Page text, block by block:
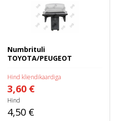
Numbrituli
TOYOTA/PEUGEOT
Hind kliendikaardiga
3,60 €
Hind
4,50 €